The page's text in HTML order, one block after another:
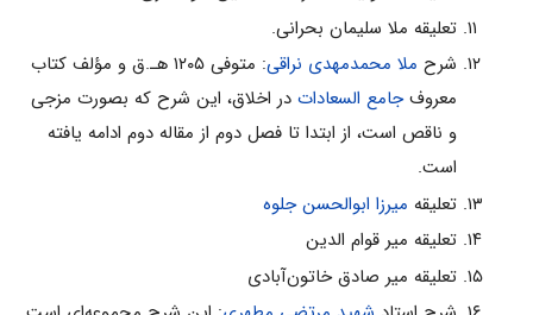
تعلیقه ملا سلیمان بحرانى.
شرح ملا محمدمهدى نراقى
‌: متوفى ۱۲۰۵ هـ.ق و مؤلف کتاب
معروفجامع السعاداتدر اخلاق، این شرح که بصورت مزجى
و ناقص است، از ابتدا تا فصل دوم از مقاله دوم ادامه یافته
است.
تعلیقه میرزا ابوالحسن جلوه
تعلیقه میر قوام الدین
تعلیقه میر صادق خاتون‌آبادى